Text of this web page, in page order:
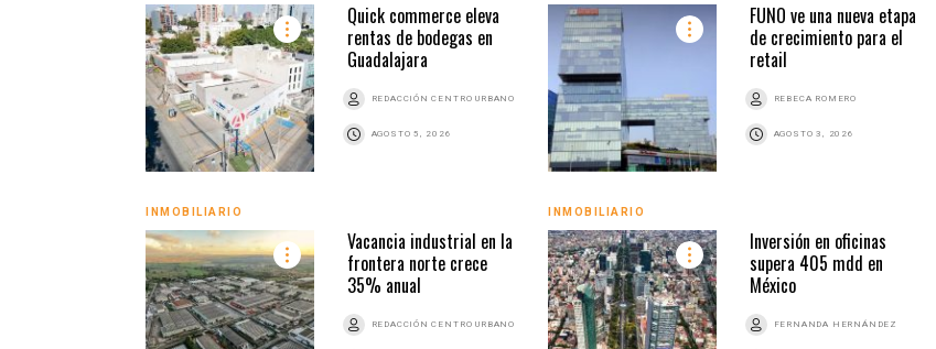
Quick commerce eleva
rentas de bodegas en
Guadalajara
REDACCIÓN CENTRO URBANO
AGOSTO 5, 2026
FUNO ve una nueva etapa
de crecimiento para el
retail
REBECA ROMERO
AGOSTO 3, 2026
INMOBILIARIO
Vacancia industrial en la
frontera norte crece
35% anual
REDACCIÓN CENTRO URBANO
INMOBILIARIO
Inversión en oficinas
supera 405 mdd en
México
FERNANDA HERNÁNDEZ